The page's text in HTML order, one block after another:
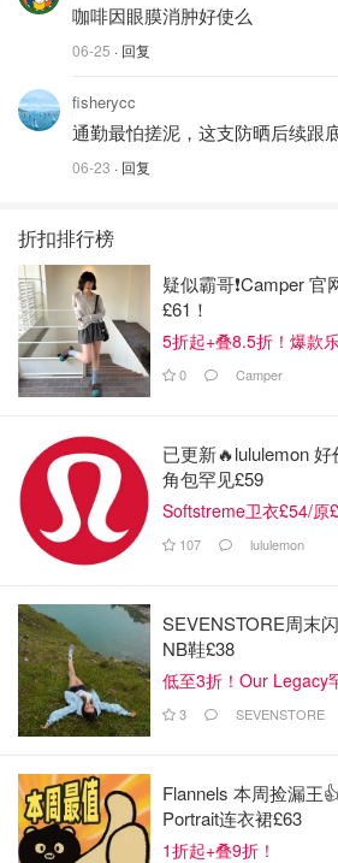
咖啡因眼膜消肿好使么
06-25 · 回复
fisherycc
通勤最怕搓泥，这支防晒后续跟
06-23 · 回复
折扣排行榜
疑似霸哥❗️Camper
£61！
5折起+叠8.5折！爆款
0 Camper
已更新🔥lululemon
角包罕见£59
Softstreme卫衣£54/原
107 lululemon
SEVENSTORE周末
NB鞋£38
低至3折！Our Legacy
3 SEVENSTORE
Flannels 本周捡漏王
Portrait连衣裙£63
1折起+叠9折！